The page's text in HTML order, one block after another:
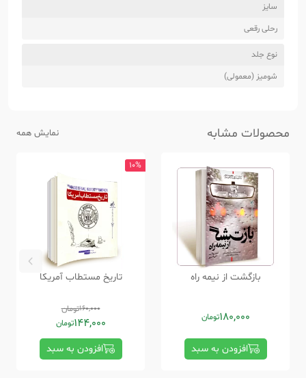
سایز
رحلی رقعی
نوع جلد
شومیز (معمولی)
محصولات مشابه نمایش همه
بازگشت از نیمه راه
180,000تومان
افزودن به سبد
10%
تاریخ مستطاب آمریکا
160,000تومان
144,000تومان
افزودن به سبد